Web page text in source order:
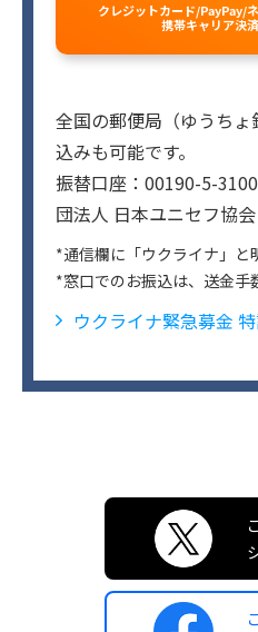
クレジットカード/PayPay/
携帯キャリア決
全国の郵便局（ゆうち
込みも可能です。
振替口座：00190-5-
団法人 日本ユニセフ協会
*通信欄に「ウクライナ」と
*窓口でのお振込は、送金手
ウクライナ緊急募金